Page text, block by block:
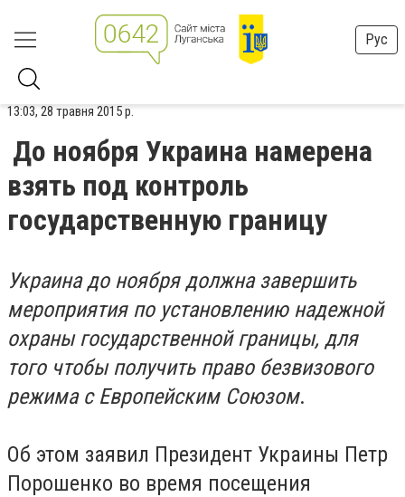
Рус
13:03, 28 травня 2015 р.
До ноября Украина намерена
взять под контроль
государственную границу
Украина до ноября должна завершить
мероприятия по установлению надежной
охраны государственной границы, для
того чтобы получить право безвизового
режима с Европейским Союзом.
Об этом заявил Президент Украины Петр
Порошенко во время посещения